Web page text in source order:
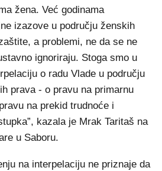
žena. Već godinama
izazove u području ženskih
a problemi, ne da se ne
ignoriraju. Stoga smo u
o radu Vlade u području
prava - o pravu na primarnu
na prekid trudnoće i
kazala je Mrak Taritaš na
u Saboru.
na interpelaciju ne priznaje da